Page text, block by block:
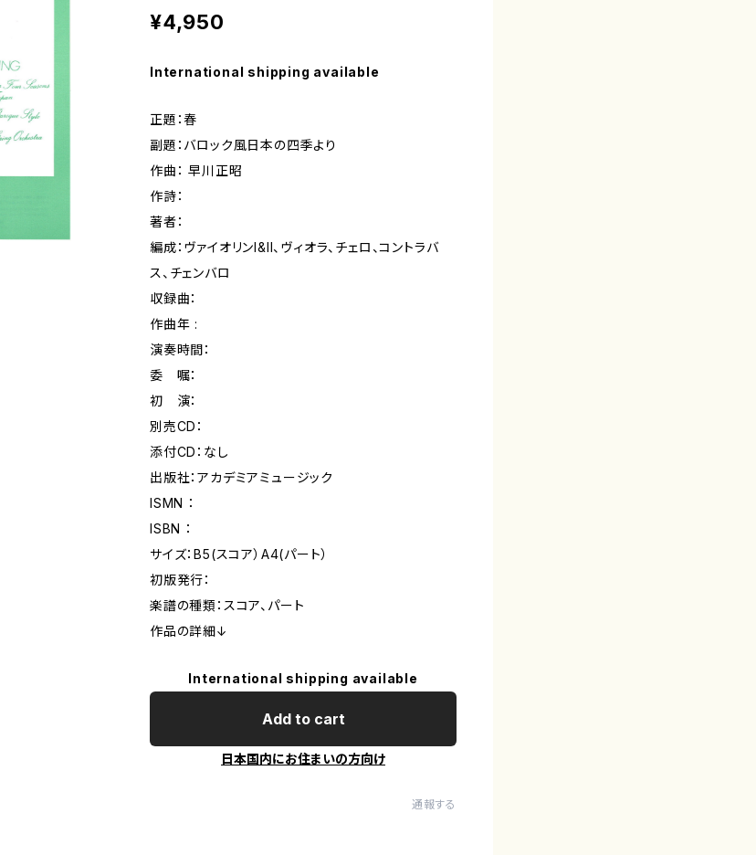
¥4,950
International shipping available
正題：春
副題：バロック風日本の四季より
作曲： 早川正昭
作詩：
著者：
編成：ヴァイオリンI&II、ヴィオラ、チェロ、コントラバ
ス、チェンバロ
収録曲：
作曲年 :
演奏時間：
委 嘱：
初 演：
別売CD：
添付CD：なし
出版社：アカデミアミュージック
ISMN ：
ISBN ：
サイズ：B5(スコア）A4(パート）
初版発行：
楽譜の種類：スコア、パート
作品の詳細↓
International shipping available
Add to cart
日本国内にお住まいの方向け
通報する